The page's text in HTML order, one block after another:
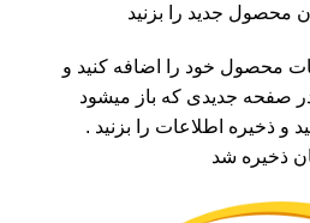
محصول خود را اضافه کنید و
صفحه جدیدی که باز میشود
ذخیره اطلاعات را بزنید .
ذخیره شد